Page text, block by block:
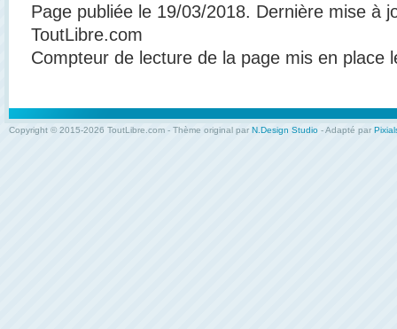
Page publiée le 19/03/2018. Dernière mise à
ToutLibre.com
Compteur de lecture de la page mis en place
Copyright © 2015-2026 ToutLibre.com - Thème original par N.Design Studio - Adapté par